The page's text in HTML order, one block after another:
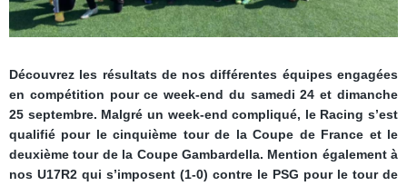
Découvrez les résultats de nos différentes équipes engagées
en compétition pour ce week-end du samedi 24 et dimanche
25 septembre. Malgré un week-end compliqué, le Racing s’est
qualifié pour le cinquième tour de la Coupe de France et le
deuxième tour de la Coupe Gambardella. Mention également à
nos U17R2 qui s’imposent (1-0) contre le PSG pour le tour de